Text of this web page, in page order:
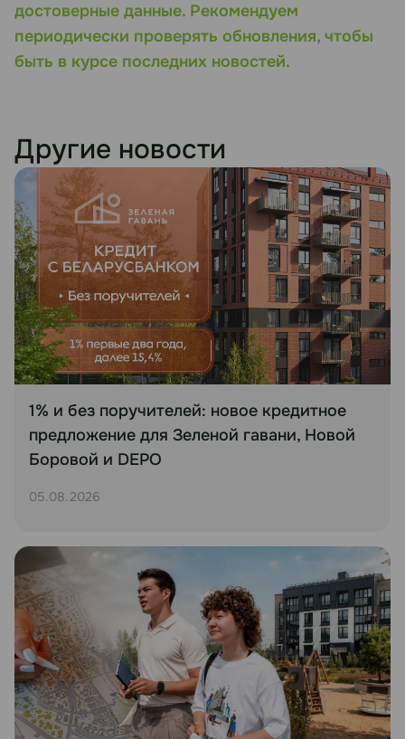
достоверные данные. Рекомендуем
периодически проверять обновления, чтобы
быть в курсе последних новостей.
Другие новости
1% и без поручителей: новое кредитное
предложение для Зеленой гавани, Новой
Боровой и DEPO
05.08.2026